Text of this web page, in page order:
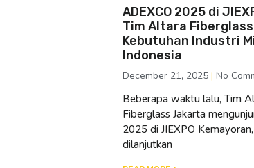
ADEXCO 2025 di
Tim Altara
Kebutuhan Industri
Indonesia
December 21, 2025 No
Beberapa waktu lalu, Tim
Fiberglass Jakarta
2025 di JIEXPO
dilanjutkan